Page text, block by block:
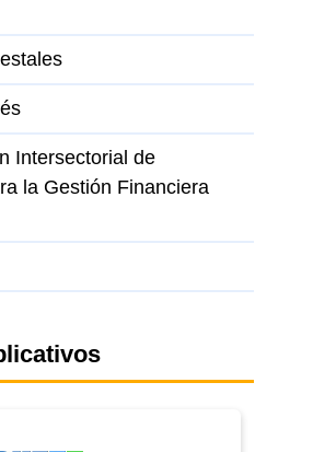
Intersectorial de
la Gestión Financiera